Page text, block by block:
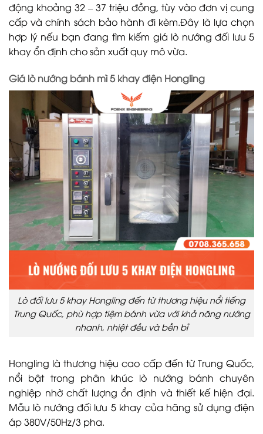
động khoảng 32 – 37 triệu đồng, tùy vào đơn vị cung
cấp và chính sách bảo hành đi kèm.Đây là lựa chọn
hợp lý nếu bạn đang tìm kiếm giá lò nướng đối lưu 5
khay ổn định cho sản xuất quy mô vừa.
Giá lò nướng bánh mì 5 khay điện Hongling
Lò đối lưu 5 khay Hongling đến từ thương hiệu nổi tiếng
Trung Quốc, phù hợp tiệm bánh vừa với khả năng nướng
nhanh, nhiệt đều và bền bỉ
Hongling là thương hiệu cao cấp đến từ Trung Quốc,
nổi bật trong phân khúc lò nướng bánh chuyên
nghiệp nhờ chất lượng ổn định và thiết kế hiện đại.
Mẫu lò nướng đối lưu 5 khay của hãng sử dụng điện
áp 380V/50Hz/3 pha.